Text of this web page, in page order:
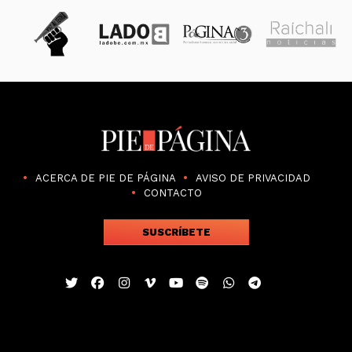
ACERCA DE PIE DE PÁGINA
AVISO DE PRIVACIDAD
CONTACTO
SUSCRÍBETE